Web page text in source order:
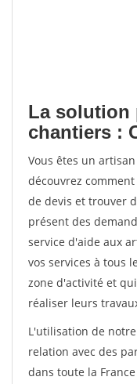
La solution
chantiers :
Vous êtes un
découvrez
de devis et trouver
présent des
service d'aide aux
vos services à tous
zone d'activité et
réaliser leurs
L'utilisation de
relation avec des
dans toute la